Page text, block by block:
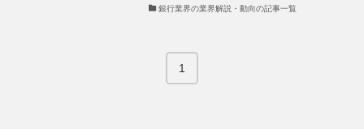
銀行業界の業界解説・動向の記事一覧
1